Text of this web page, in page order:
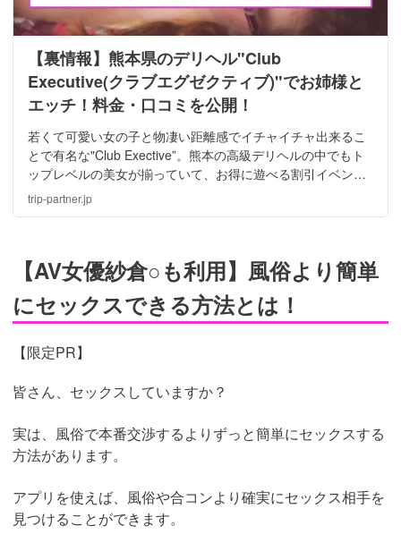
【裏情報】熊本県のデリヘル"Club
Executive(クラブエグゼクティブ)"でお姉様と
エッチ！料金・口コミを公開！
若くて可愛い女の子と物凄い距離感でイチャイチャ出来るこ
とで有名な"Club Exective”。熊本の高級デリヘルの中でもト
ップレベルの美女が揃っていて、お得に遊べる割引イベント
＆クーポンも豊富に取り揃え中！？今回は僕の体験談をもと
に女の子のレベル等もご紹介！
trip-partner.jp
【AV女優紗倉○も利用】風俗より簡単
にセックスできる方法とは！
【限定PR】
皆さん、セックスしていますか？
実は、風俗で本番交渉するよりずっと簡単にセックスする
方法があります。
アプリを使えば、風俗や合コンより確実にセックス相手を
見つけることができます。